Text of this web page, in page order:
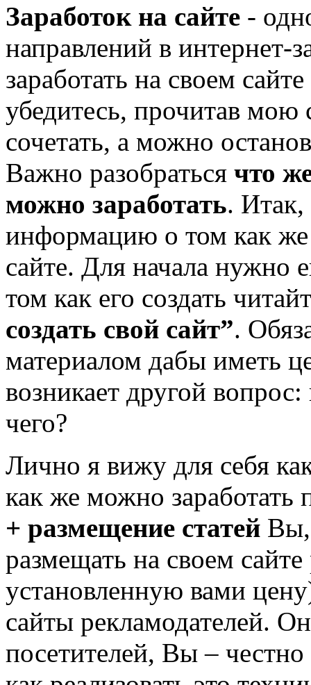
Заработок на сайте -
направлений в интернет-
заработать на своем
убедитесь, прочитав
сочетать, а можно
Важно разобраться что
можно заработать. Итак,
информацию о том как же
сайте. Для начала нужно
том как его создать
создать свой сайт”.
материалом дабы иметь
возникает другой вопрос:
чего?
Лично я вижу для себя
как же можно
+ размещение статей Вы,
размещать на своем
установленную вами
сайты рекламодателей.
посетителей, Вы –